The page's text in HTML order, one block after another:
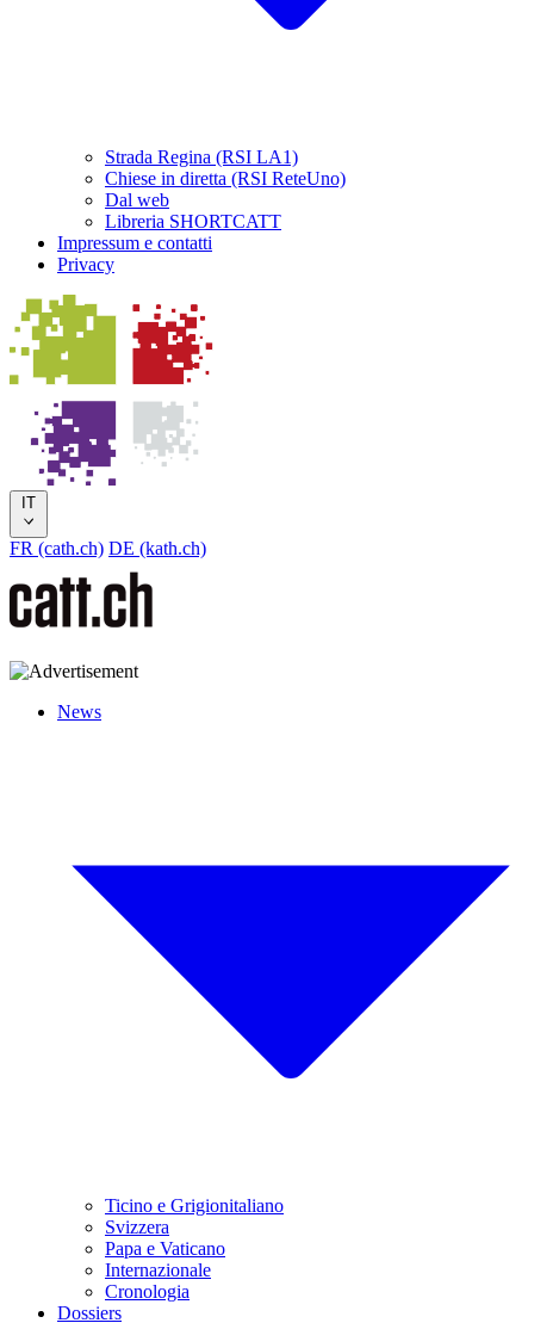
Strada Regina (RSI LA1)
Chiese in diretta (RSI ReteUno)
Dal web
Libreria SHORTCATT
Impressum e contatti
Privacy
IT
FR (cath.ch) DE (kath.ch)
News
Ticino e Grigionitaliano
Svizzera
Papa e Vaticano
Internazionale
Cronologia
Dossiers